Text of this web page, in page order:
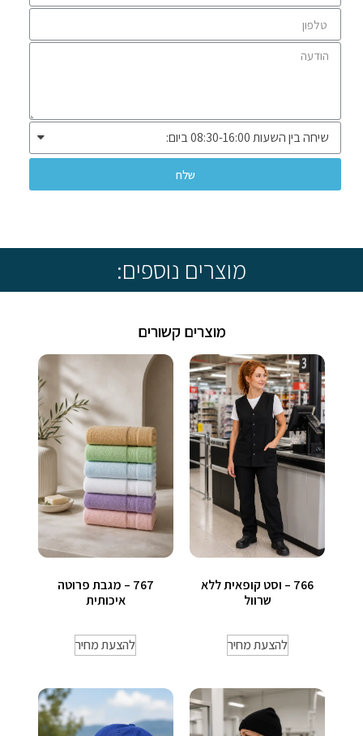
שלח
מוצרים נוספים:
מוצרים קשורים
766 – וסט קופאית ללא
שרוול
להצעת מחיר
767 – מגבת פרוטה
איכותית
להצעת מחיר